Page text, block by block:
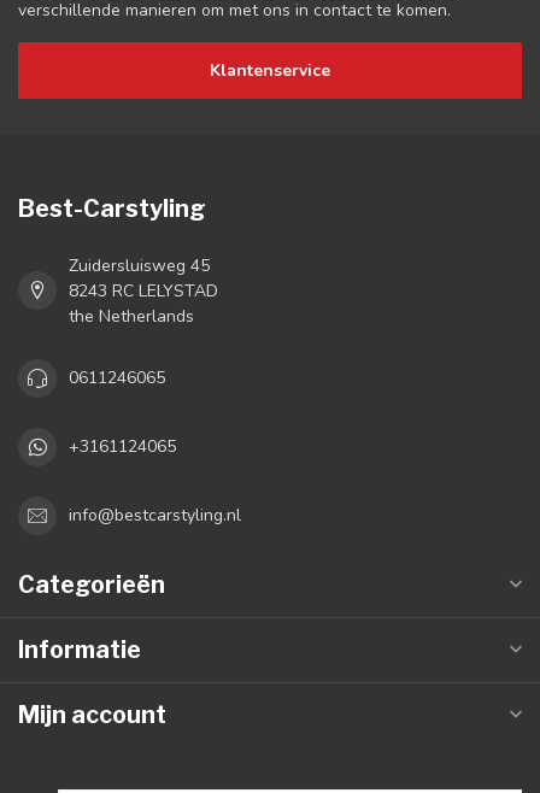
verschillende manieren om met ons in contact te komen.
Klantenservice
Best-Carstyling
Zuidersluisweg 45
8243 RC LELYSTAD
the Netherlands
0611246065
+3161124065
info@bestcarstyling.nl
Categorieën
Informatie
Mijn account